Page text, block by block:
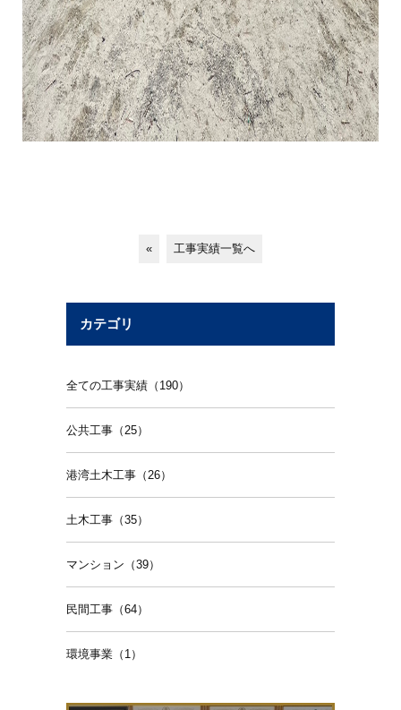
« 工事実績一覧へ
カテゴリ
全ての工事実績（190）
公共工事（25）
港湾土木工事（26）
土木工事（35）
マンション（39）
民間工事（64）
環境事業（1）